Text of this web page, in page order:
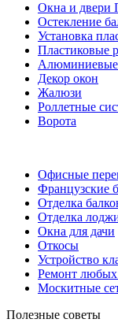
Окна и
Остекление
Установка
Пластиковые
Алюминиевые
Декор окон
Жалюзи
Роллетные
Ворота
Офисные
Французские
Отделка
Отделка
Окна для дачи
Откосы
Устройство
Ремонт
Москитные
Полезные советы